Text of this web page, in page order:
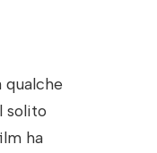
qualche
solito
ha